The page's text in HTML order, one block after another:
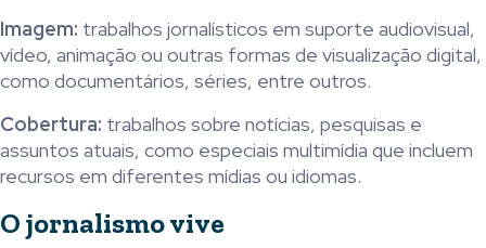
Imagem: trabalhos jornalísticos em suporte audiovisual,
vídeo, animação ou outras formas de visualização digital,
como documentários, séries, entre outros.
Cobertura: trabalhos sobre notícias, pesquisas e
assuntos atuais, como especiais multimídia que incluem
recursos em diferentes mídias ou idiomas.
O jornalismo vive